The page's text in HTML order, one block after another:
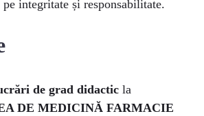
pe integritate și responsabilitate.
de grad didactic la
DE MEDICINĂ FARMACIE